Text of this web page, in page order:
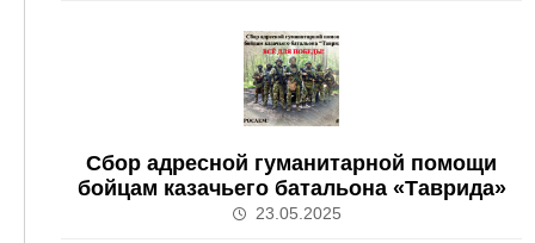
Сбор адресной гуманитарной помощи
бойцам казачьего батальона «Таврида»
23.05.2025